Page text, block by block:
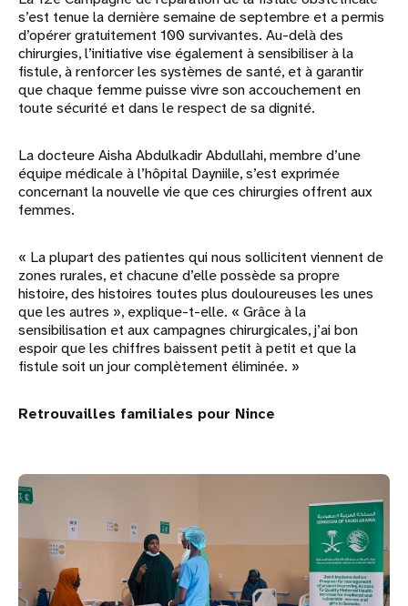
s’est tenue la dernière semaine de septembre et a permis
d’opérer gratuitement 100 survivantes. Au-delà des
chirurgies, l’initiative vise également à sensibiliser à la
fistule, à renforcer les systèmes de santé, et à garantir
que chaque femme puisse vivre son accouchement en
toute sécurité et dans le respect de sa dignité.
La docteure Aisha Abdulkadir Abdullahi, membre d’une
équipe médicale à l’hôpital Dayniile, s’est exprimée
concernant la nouvelle vie que ces chirurgies offrent aux
femmes.
« La plupart des patientes qui nous sollicitent viennent de
zones rurales, et chacune d’elle possède sa propre
histoire, des histoires toutes plus douloureuses les unes
que les autres », explique-t-elle. « Grâce à la
sensibilisation et aux campagnes chirurgicales, j’ai bon
espoir que les chiffres baissent petit à petit et que la
fistule soit un jour complètement éliminée. »
Retrouvailles familiales pour Nince